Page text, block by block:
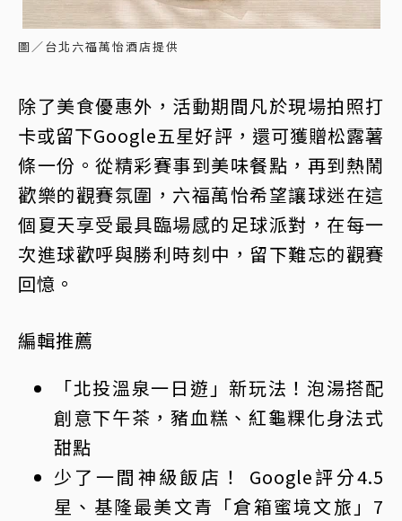
圖／台北六福萬怡酒店提供
除了美食優惠外，活動期間凡於現場拍照打
卡或留下Google五星好評，還可獲贈松露薯
條一份。從精彩賽事到美味餐點，再到熱鬧
歡樂的觀賽氛圍，六福萬怡希望讓球迷在這
個夏天享受最具臨場感的足球派對，在每一
次進球歡呼與勝利時刻中，留下難忘的觀賽
回憶。
編輯推薦
「北投溫泉一日遊」新玩法！泡湯搭配
創意下午茶，豬血糕、紅龜粿化身法式
甜點
少了一間神級飯店！ Google評分4.5
星、基隆最美文青「倉箱蜜境文旅」7